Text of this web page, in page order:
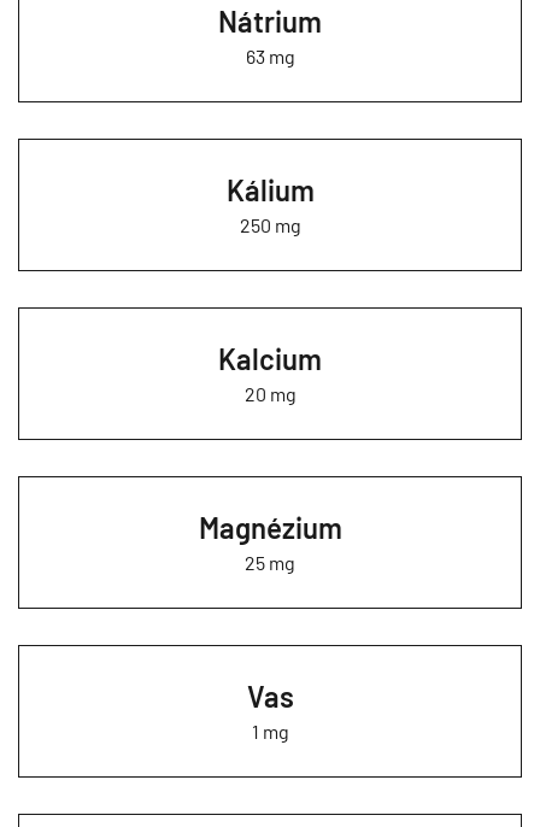
Nátrium
63 mg
Kálium
250 mg
Kalcium
20 mg
Magnézium
25 mg
Vas
1 mg